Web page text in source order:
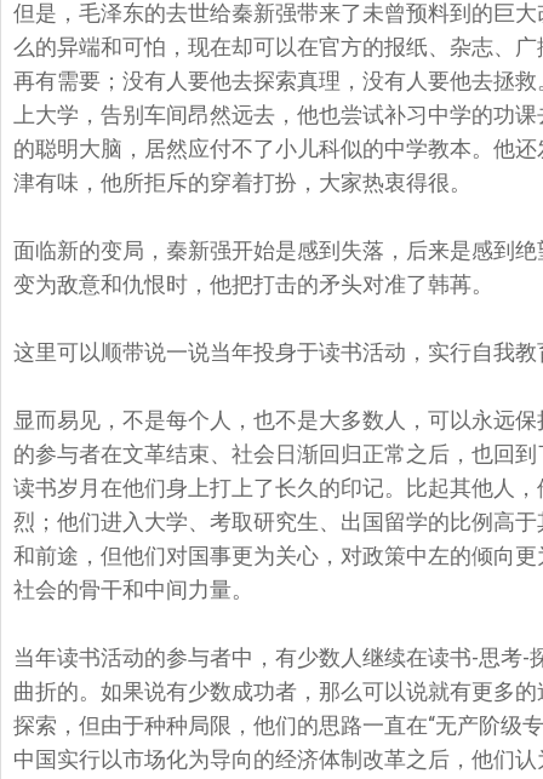
但是，毛泽东的去世给秦新强带来了未曾预料到的巨大
么的异端和可怕， 现在却可以在官方的报纸、杂志、
再有需要；没有人要他去探索真理， 没有人要他去拯
上大学，告别车间昂然远去， 他也尝试补习中学的功
的聪明大脑，居然应付不了小儿科似的中学教本。 他还
津有味， 他所拒斥的穿着打扮，大家热衷得很。
面临新的变局，秦新强开始是感到失落，后来是感到绝
变为敌意和仇恨时， 他把打击的矛头对准了韩苒。
这里可以顺带说一说当年投身于读书活动， 实行自我
显而易见，不是每个人，也不是大多数人，可以永远
的参与者在文革结束、 社会日渐回归正常之后，也回
读书岁月在他们身上打上了长久的印记。
比起其他人
烈； 他们进入大学、考取研究生、出国留学的比例高
和前途，但他们对国事更为关心， 对政策中左的倾向
社会的骨干和中间力量。
当年读书活动的参与者中，有少数人继续在读书-思考-
曲折的。 如果说有少数成功者，那么可以说就有更多
探索，但由于种种局限， 他们的思路一直在“无产阶级
中国实行以市场化为导向的经济体制改革之后， 他们认